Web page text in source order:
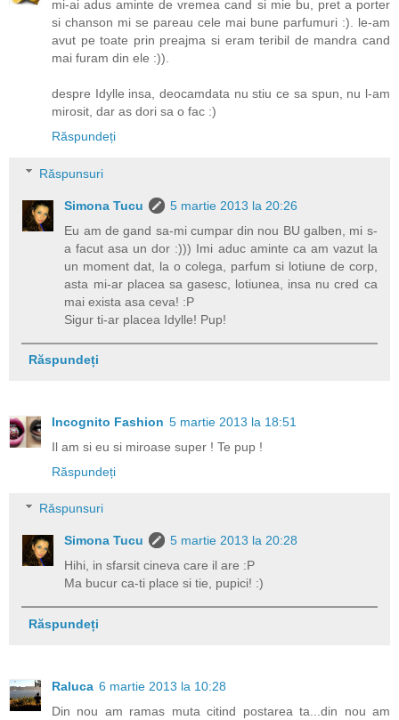
mi-ai adus aminte de vremea cand si mie bu, pret a porter
si chanson mi se pareau cele mai bune parfumuri :). le-am
avut pe toate prin preajma si eram teribil de mandra cand
mai furam din ele :)).
despre Idylle insa, deocamdata nu stiu ce sa spun, nu l-am
mirosit, dar as dori sa o fac :)
Răspundeți
Răspunsuri
Simona Tucu
5 martie 2013 la 20:26
Eu am de gand sa-mi cumpar din nou BU galben, mi s-
a facut asa un dor :))) Imi aduc aminte ca am vazut la
un moment dat, la o colega, parfum si lotiune de corp,
asta mi-ar placea sa gasesc, lotiunea, insa nu cred ca
mai exista asa ceva! :P
Sigur ti-ar placea Idylle! Pup!
Răspundeți
Incognito Fashion 5 martie 2013 la 18:51
Il am si eu si miroase super ! Te pup !
Răspundeți
Răspunsuri
Simona Tucu
5 martie 2013 la 20:28
Hihi, in sfarsit cineva care il are :P
Ma bucur ca-ti place si tie, pupici! :)
Răspundeți
Raluca 6 martie 2013 la 10:28
Din nou am ramas muta citind postarea ta...din nou am